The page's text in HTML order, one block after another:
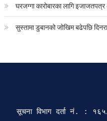
घरजग्गा कारोबारका लागि
सुस्तामा डुबानको जोखिम बढेपछि
सूचना विभाग दर्ता‍ नं. :